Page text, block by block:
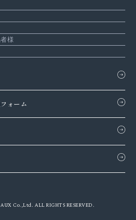
様
ォーム
Co.,Ltd. ALL RIGHTS RESERVED.